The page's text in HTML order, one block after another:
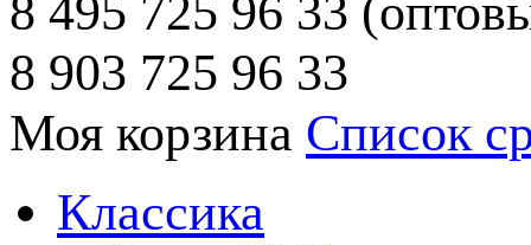
8 495 725 96 33
8 903 725 96 33
Моя корзина Список
Классика